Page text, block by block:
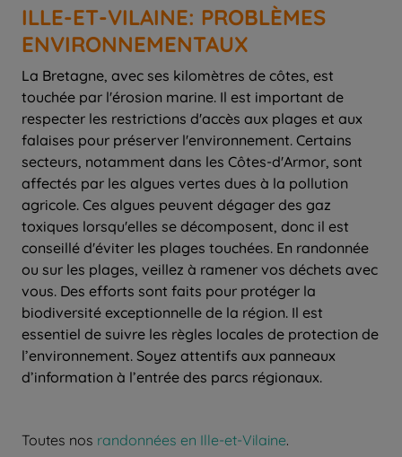
ILLE-ET-VILAINE: PROBLÈMES
ENVIRONNEMENTAUX
La Bretagne, avec ses kilomètres de côtes, est
touchée par l'érosion marine. Il est important de
respecter les restrictions d'accès aux plages et aux
falaises pour préserver l'environnement. Certains
secteurs, notamment dans les Côtes-d'Armor, sont
affectés par les algues vertes dues à la pollution
agricole. Ces algues peuvent dégager des gaz
toxiques lorsqu'elles se décomposent, donc il est
conseillé d'éviter les plages touchées. En randonnée
ou sur les plages, veillez à ramener vos déchets avec
vous. Des efforts sont faits pour protéger la
biodiversité exceptionnelle de la région. Il est
essentiel de suivre les règles locales de protection de
l’environnement. Soyez attentifs aux panneaux
d’information à l’entrée des parcs régionaux.
Toutes nos randonnées en Ille-et-Vilaine.